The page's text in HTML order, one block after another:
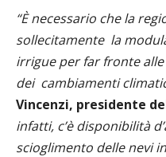
“È necessario che la
sollecitamente la
irrigue per far fronte
dei cambiamenti
Vincenzi, presidente
infatti, c’è disponibilità
scioglimento delle nevi